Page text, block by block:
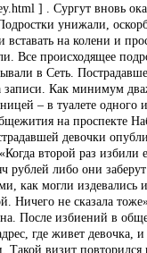
] . Сургут вновь
унижали,
вставать на колени и
Все происходящее
в Сеть.
записи. Как минимум
– в туалете одного
на проспекте
девочки
второй раз избили
рублей либо они
как могли издевались
Ничего не сказала
После избиений в
где живет девочка,
Такой визит повторился